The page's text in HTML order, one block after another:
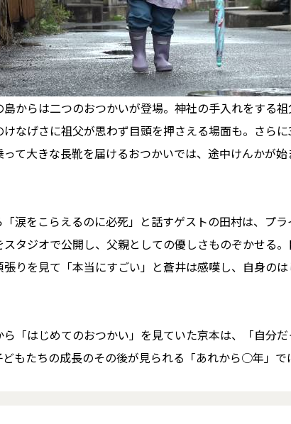
からは二つのおつかいが登場。神社の手入れをする
なげさに祖父が思わず目頭を押さえる場面も。さら
て大きな長靴を届けるおつかいでは、途中けんかが
涙をこらえるのに必死」と話すゲストの田村は、プ
タジオで公開し、父親としての優しさものぞかせる
りを見て「本当にすごい」と蒼井は感嘆し、自身の
「はじめてのおつかい」を見ていた京本は、「自分
どもたちの成長のその後が見られる「あれから○年」で